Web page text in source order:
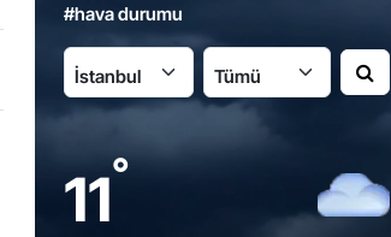
#hava durumu
11°